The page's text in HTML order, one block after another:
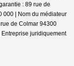
: 89 rue de
000 | Nom du médiateur
rue de Colmar 94300
Entreprise juridiquement